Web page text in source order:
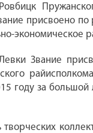
присвоено
экономическое
Звание
году за
творческих